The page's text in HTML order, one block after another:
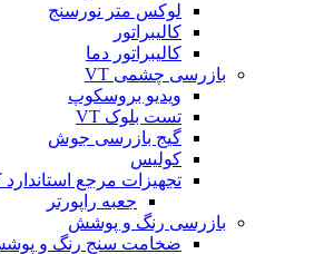
لوکس متر نورسنج
کالیبراتور
کالیبراتور دما
بازرسی چشمی VT
ویدیو بروسکوپ
تست بلوک VT
گیج بازرسی جوش
کولیس
تجهیزات مرجع استاندارد
جعبه راپورتر
بازرسی رنگ و پوشش
ضخامت سنج رنگ و